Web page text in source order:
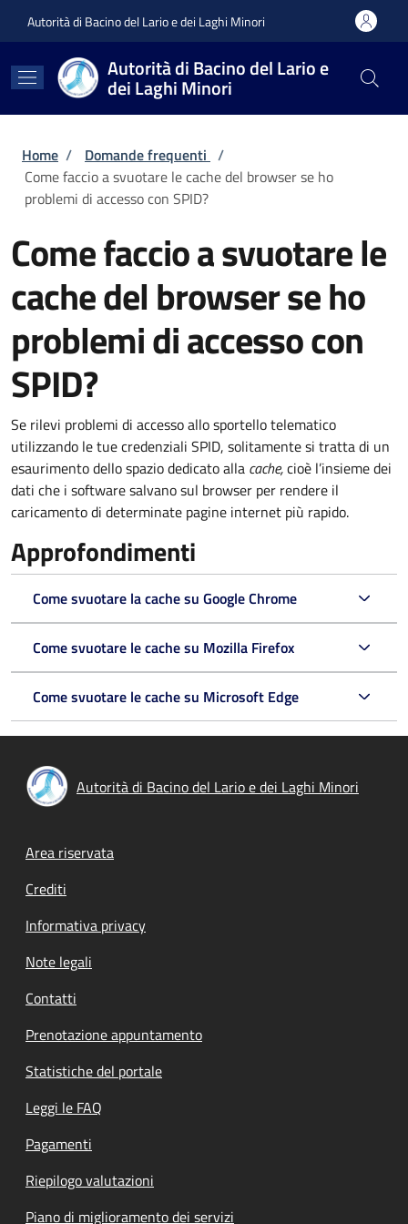
Autorità di Bacino del Lario e dei Laghi Minori
Autorità di Bacino del Lario e
dei Laghi Minori
Briciole di pane
Home / Domande frequenti /
Come faccio a svuotare le cache del browser se ho
problemi di accesso con SPID?
Come faccio a svuotare le
cache del browser se ho
problemi di accesso con
SPID?
Se rilevi problemi di accesso allo sportello telematico
utilizzando le tue credenziali SPID, solitamente si tratta di un
esaurimento dello spazio dedicato alla cache,cioè l’insieme dei
dati che i software salvano sul browser per rendere il
caricamento di determinate pagine internet più rapido.
Approfondimenti
Come svuotare la cache su Google Chrome
Come svuotare le cache su Mozilla Firefox
Come svuotare le cache su Microsoft Edge
Autorità di Bacino del Lario e dei Laghi Minori
Footer menu
Area riservata
Crediti
Informativa privacy
Note legali
Contatti
Prenotazione appuntamento
Statistiche del portale
Leggi le FAQ
Pagamenti
Riepilogo valutazioni
Piano di miglioramento dei servizi